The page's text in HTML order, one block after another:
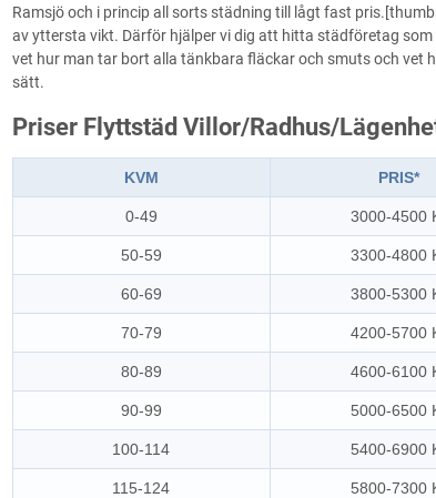
Ramsjö och i princip all sorts städning till lågt fast
av yttersta vikt. Därför hjälper vi dig att hitta städföretag
vet hur man tar bort alla tänkbara fläckar och smuts och vet
sätt.
Priser Flyttstäd Villor/Radhus/
KVM PRIS*
0-49 3000-4500
50-59 3300-4800
60-69 3800-5300
70-79 4200-5700
80-89 4600-6100
90-99 5000-6500
100-114 5400-6900
115-124 5800-7300